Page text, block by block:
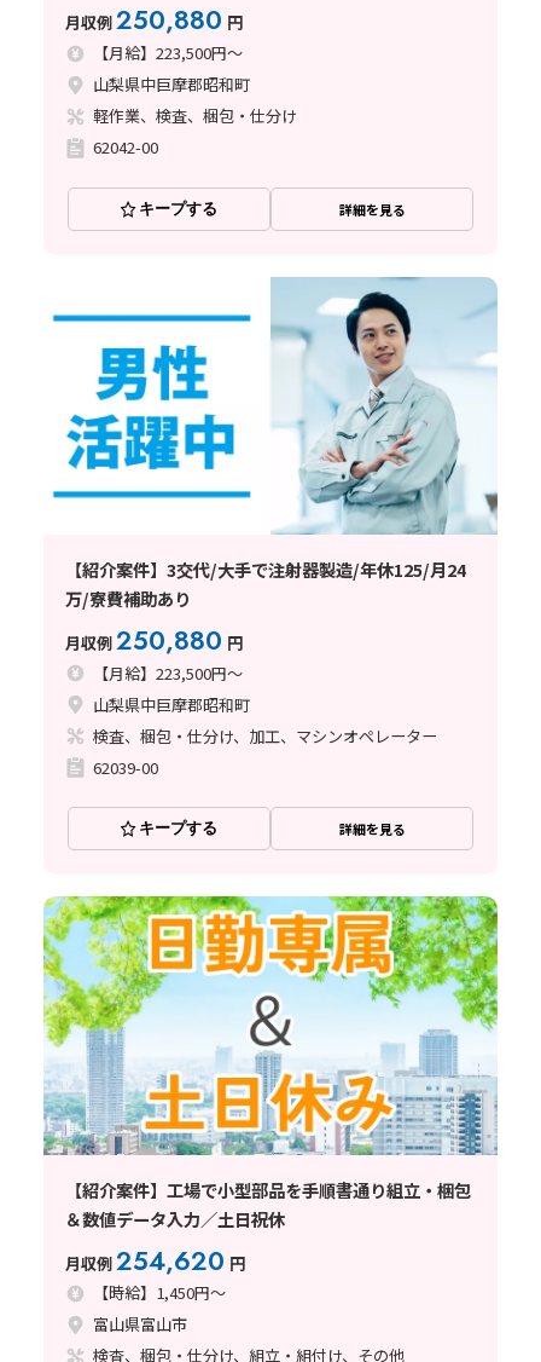
月収例250,880 円
【月給】223,500円～
山梨県中巨摩郡昭和町
軽作業、検査、梱包・仕分け
62042-00
キープする 詳細を見る
【紹介案件】3交代/大手で注射器製造/年休125/月24
万/寮費補助あり
月収例250,880 円
【月給】223,500円～
山梨県中巨摩郡昭和町
検査、梱包・仕分け、加工、マシンオペレーター
62039-00
キープする 詳細を見る
【紹介案件】工場で小型部品を手順書通り組立・梱包
＆数値データ入力／土日祝休
月収例254,620 円
【時給】1,450円～
富山県富山市
検査、梱包・仕分け、組立・組付け、その他